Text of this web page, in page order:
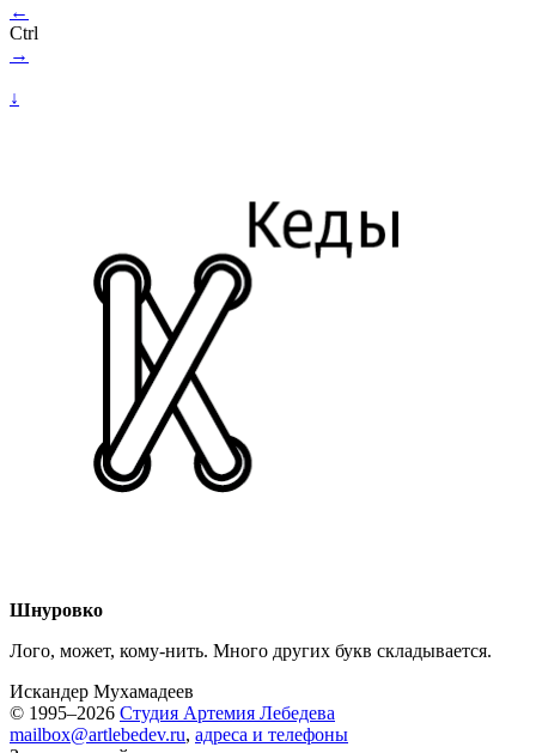
←
Ctrl
→
↓
Шнуровко
Лого, может, кому-нить. Много других букв складывается.
Искандер Мухамадеев
© 1995–2026 Студия Артемия Лебедева
mailbox@artlebedev.ru, адреса и телефоны